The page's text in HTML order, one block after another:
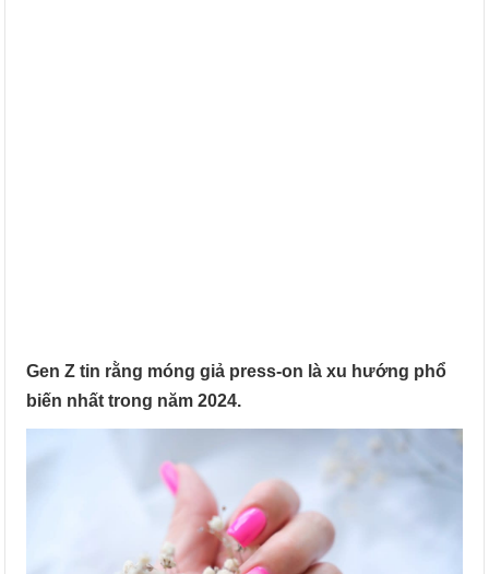
Gen Z tin rằng móng giả press-on là xu hướng phổ
biến nhất trong năm 2024.